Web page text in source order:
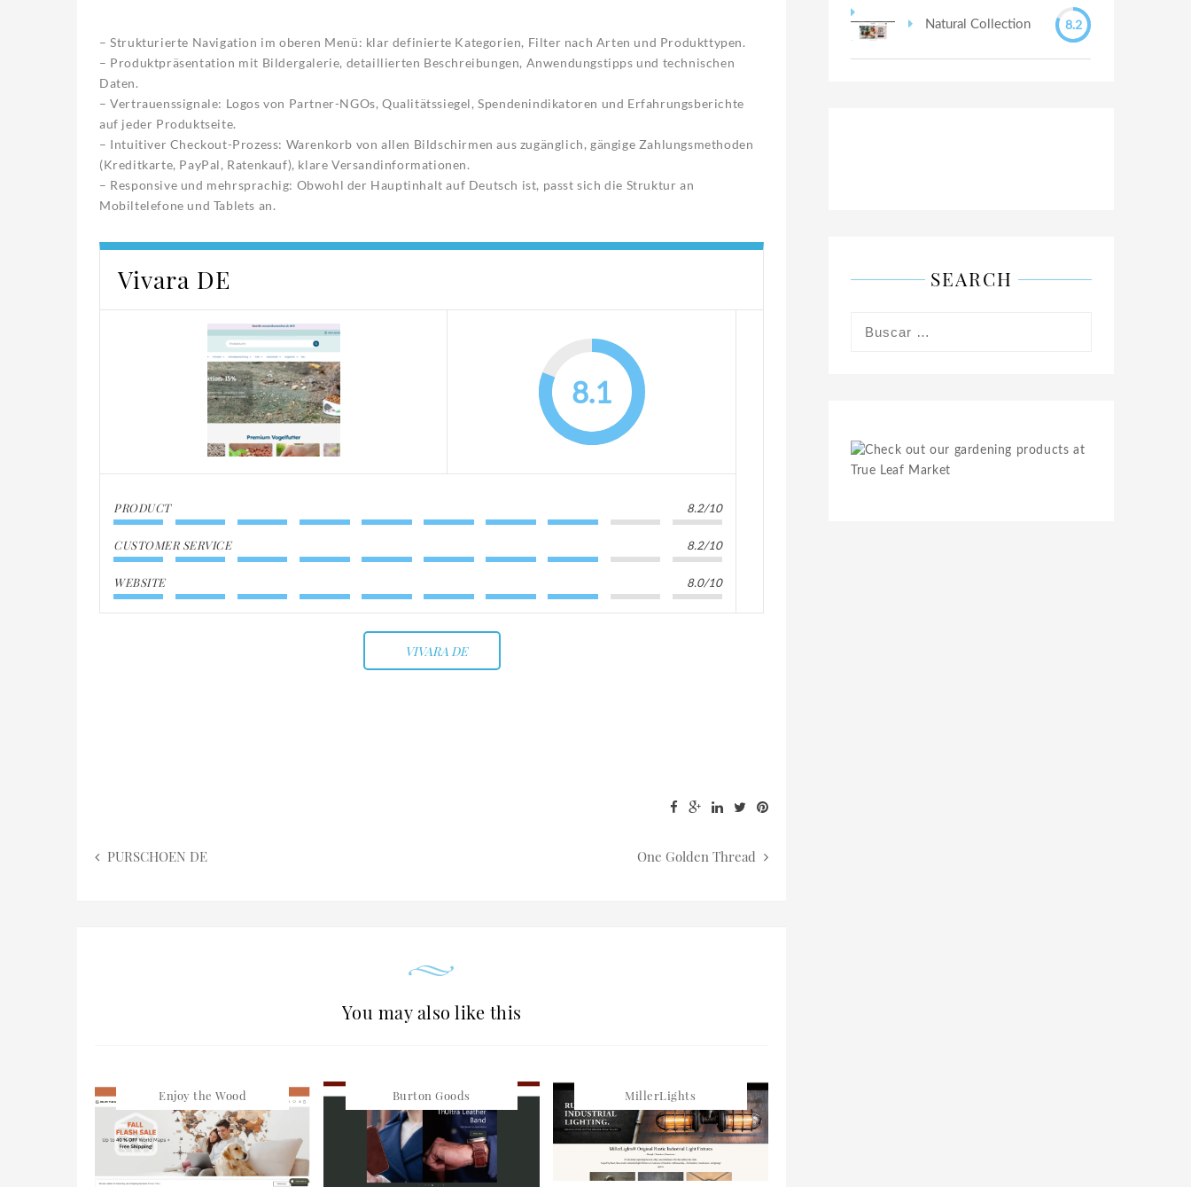
– Strukturierte Navigation im oberen Menü: klar definierte Kategorien, Filter nach Arten und Produkttypen.
– Produktpräsentation mit Bildergalerie, detaillierten Beschreibungen, Anwendungstipps und technischen
Daten.
– Vertrauenssignale: Logos von Partner-NGOs, Qualitätssiegel, Spendenindikatoren und Erfahrungsberichte
auf jeder Produktseite.
– Intuitiver Checkout-Prozess: Warenkorb von allen Bildschirmen aus zugänglich, gängige Zahlungsmethoden
(Kreditkarte, PayPal, Ratenkauf), klare Versandinformationen.
– Responsive und mehrsprachig: Obwohl der Hauptinhalt auf Deutsch ist, passt sich die Struktur an
Mobiltelefone und Tablets an.
Vivara DE
8.1
PRODUCT 8.2/10
CUSTOMER SERVICE 8.2/10
WEBSITE 8.0/10
VIVARA DE
PURSCHOEN DE One Golden Thread
You may also like this
Enjoy the Wood Burton Goods MillerLights
Natural Collection 8.2
SEARCH